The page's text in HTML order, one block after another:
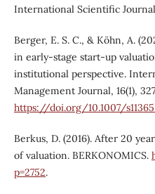
International Scientific
Berger, E. S. C., & Köhn, A.
in early-stage start-up
institutional perspective.
Management Journal, 16(1),
https://doi.org/10.1007/
Berkus, D. (2016). After 20
of valuation. BERKONOMICS.
p=2752.